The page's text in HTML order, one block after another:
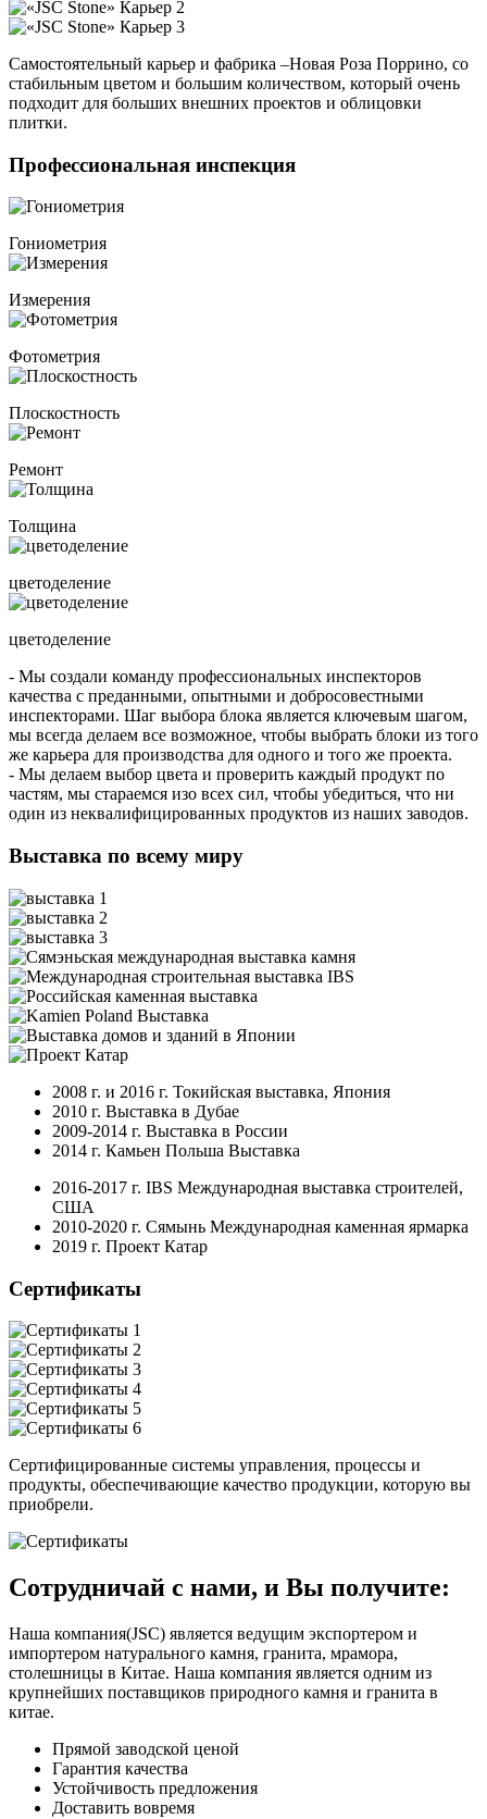
Самостоятельный карьер и фабрика –Новая Роза Поррино, со
стабильным цветом и большим количеством, который очень
подходит для больших внешних проектов и облицовки
плитки.
Профессиональная инспекция
Гониометрия
Измерения
Фотометрия
Плоскостность
Ремонт
Толщина
цветоделение
цветоделение
- Мы создали команду профессиональных инспекторов
качества с преданными, опытными и добросовестными
инспекторами. Шаг выбора блока является ключевым шагом,
мы всегда делаем все возможное, чтобы выбрать блоки из того
же карьера для производства для одного и того же проекта.
- Мы делаем выбор цвета и проверить каждый продукт по
частям, мы стараемся изо всех сил, чтобы убедиться, что ни
один из неквалифицированных продуктов из наших заводов.
Выставка по всему миру
2008 г. и 2016 г. Токийская выставка, Япония
2010 г. Выставка в Дубае
2009-2014 г. Выставка в России
2014 г. Камьен Польша Выставка
2016-2017 г. IBS Международная выставка строителей,
США
2010-2020 г. Сямынь Международная каменная ярмарка
2019 г. Проект Катар
Сертификаты
Сертифицированные системы управления, процессы и
продукты, обеспечивающие качество продукции, которую вы
приобрели.
Сотрудничай с нами, и Вы получите:
Наша компания(JSC) является ведущим экспортером и
импортером натурального камня, гранита, мрамора,
столешницы в Китае. Наша компания является одним из
крупнейших поставщиков природного камня и гранита в
китае.
Прямой заводской ценой
Гарантия качества
Устойчивость предложения
Доставить вовремя